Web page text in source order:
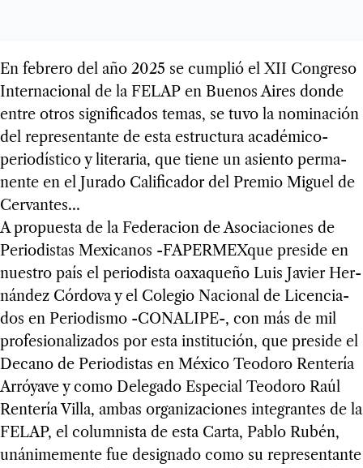
En febrero del año 2025 se cum­plió el XII Con­greso
Inter­na­cio­nal de la FELAP en Bue­nos Aires donde
entre otros sig­ni­fi­ca­dos temas, se tuvo la nomi­na­ción
del repre­sen­tante de esta estruc­tura aca­dé­mico-
perio­dís­tico y lite­ra­ria, que tiene un asiento per­ma­
nente en el Jurado Cali­fi­ca­dor del Pre­mio Miguel de
Cer­van­tes…
A pro­puesta de la Fede­ra­cion de Aso­cia­cio­nes de
Perio­dis­tas Mexi­ca­nos -FAPER­MEX­que pre­side en
nues­tro país el perio­dista oaxa­queño Luis Javier Her­
nán­dez Cór­dova y el Cole­gio Nacio­nal de Licen­cia­
dos en Perio­dismo -CONALIPE-, con más de mil
pro­fe­sio­na­li­za­dos por esta ins­ti­tu­ción, que pre­side el
Decano de Perio­dis­tas en México Teo­doro Ren­te­ría
Arró­yave y como Dele­gado Espe­cial Teo­doro Raúl
Ren­te­ría Villa, ambas orga­ni­za­cio­nes inte­gran­tes de la
FELAP, el colum­nista de esta Carta, Pablo Rubén,
uná­ni­me­mente fue desig­nado como su repre­sen­tante